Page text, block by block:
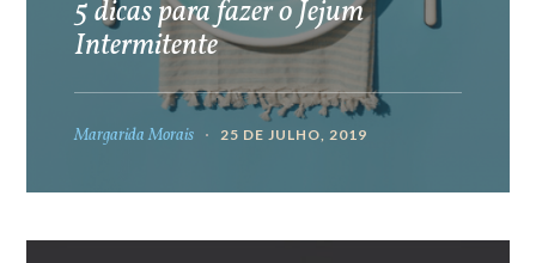
5 dicas para fazer o Jejum
Intermitente
Margarida Morais 25 DE JULHO, 2019